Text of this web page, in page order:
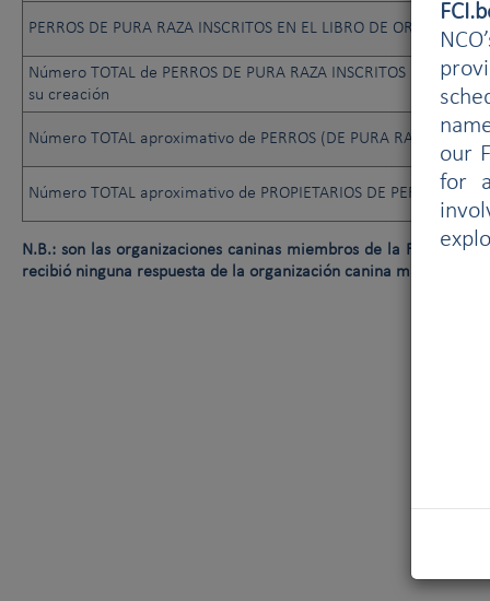
our
for
PERROS DE PURA RAZA INSCRITOS EN EL LIBRO DE ORÍGENES.
Número TOTAL de PERROS DE PURA RAZA INSCRITOS EN EL
su creación
Número TOTAL aproximativo de PERROS (DE PURA RAZA O NO)
Número TOTAL aproximativo de PROPIETARIOS DE PERROS (DE
N.B.: son las organizaciones caninas miembros de la FCI las
recibió ninguna respuesta de la organización canina miembro de